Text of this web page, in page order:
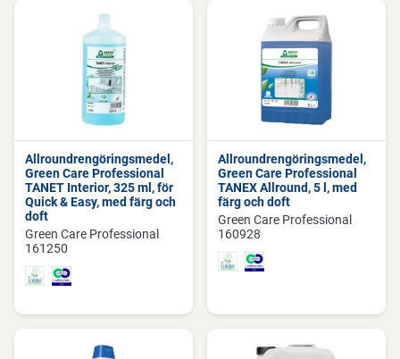
Allroundrengöringsmedel,
Green Care Professional
TANET Interior, 325 ml, för
Quick & Easy, med färg och
doft
Green Care Professional
161250
Allroundrengöringsmedel,
Green Care Professional
TANEX Allround, 5 l, med
färg och doft
Green Care Professional
160928